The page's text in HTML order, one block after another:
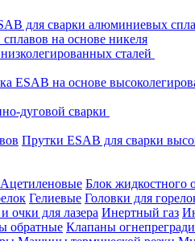
для сварки алюминиевых
на основе никеля
сталей
ESAB на основе
дуговой сварки
Прутки ESAB для сварки
Ацетиленовые Блок жидкостного
Гелиевые Головки для
очки для лазера Инертный газ
обратные Клапаны